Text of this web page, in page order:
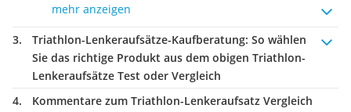
mehr anzeigen
Triathlon-Lenkeraufsätze-Kaufberatung: So wählen
Sie das richtige Produkt aus dem obigen Triathlon-
Lenkeraufsätze Test oder Vergleich
Kommentare zum Triathlon-Lenkeraufsatz Vergleich